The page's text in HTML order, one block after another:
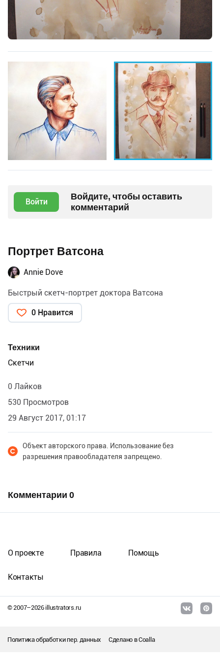
Войти
Войдите, чтобы оставить
комментарий
Портрет Ватсона
Annie Dove
Быстрый скетч-портрет доктора Ватсона
0 Нравится
Техники
Скетчи
0 Лайков
530 Просмотров
29 Август 2017, 01:17
Объект авторского права. Использование без
разрешения правообладателя запрещено.
Комментарии 0
© 2007–2026illustrators.ru
О проекте Правила Помощь
Контакты
Политика обработки пер. данных Сделано вCoalla